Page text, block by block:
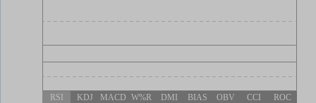
RSI KDJ MACD W%R DMI BIAS OBV CCI ROC